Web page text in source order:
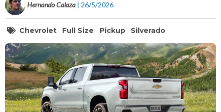
Hernando Calaza | 26/5/2026
Chevrolet Full Size Pickup Silverado